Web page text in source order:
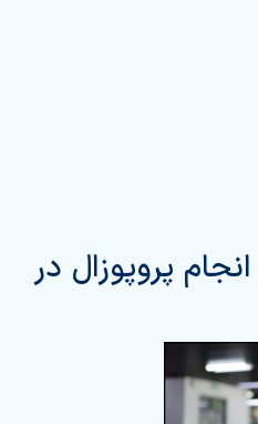
پروپوزال در